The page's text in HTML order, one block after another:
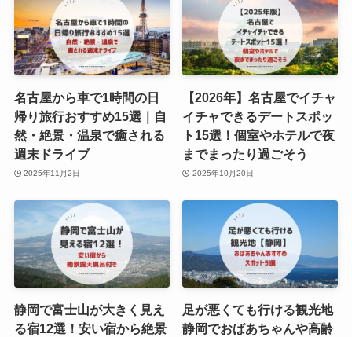
名古屋から車で1時間の日
帰り旅行おすすめ15選｜自
然・絶景・温泉で癒される
週末ドライブ
2025年11月2日
【2026年】名古屋でイチャ
イチャできるデートスポッ
ト15選！個室やホテルで夜
までまったり過ごそう
2025年10月20日
静岡で富士山が大きく見え
る宿12選！安い宿から絶景
足が悪くても行ける観光地
静岡でおばあちゃんや高齢